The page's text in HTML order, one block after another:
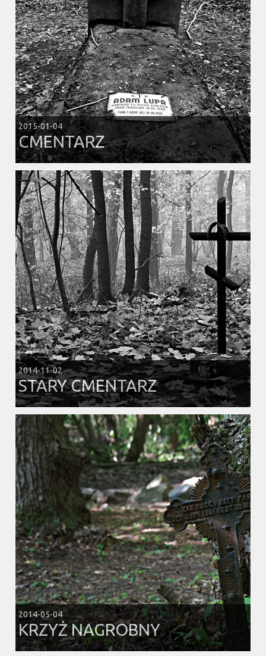
2015-01-04
CMENTARZ
2014-11-02
STARY CMENTARZ
2014-05-04
KRZYŻ NAGROBNY